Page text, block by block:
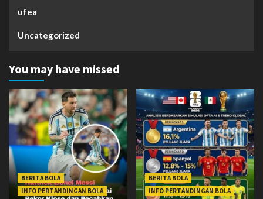
ufea
Uncategorized
You may have missed
BERITA BOLA
INFO PERTANDINGAN BOLA
BERITA BOLA
INFO PERTANDINGAN BOLA